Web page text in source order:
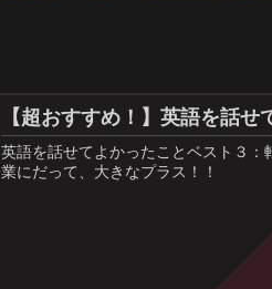
【超おすすめ！】英語を話せ
英語を話せてよかったことベスト３：
業にだって、大きなプラス！！